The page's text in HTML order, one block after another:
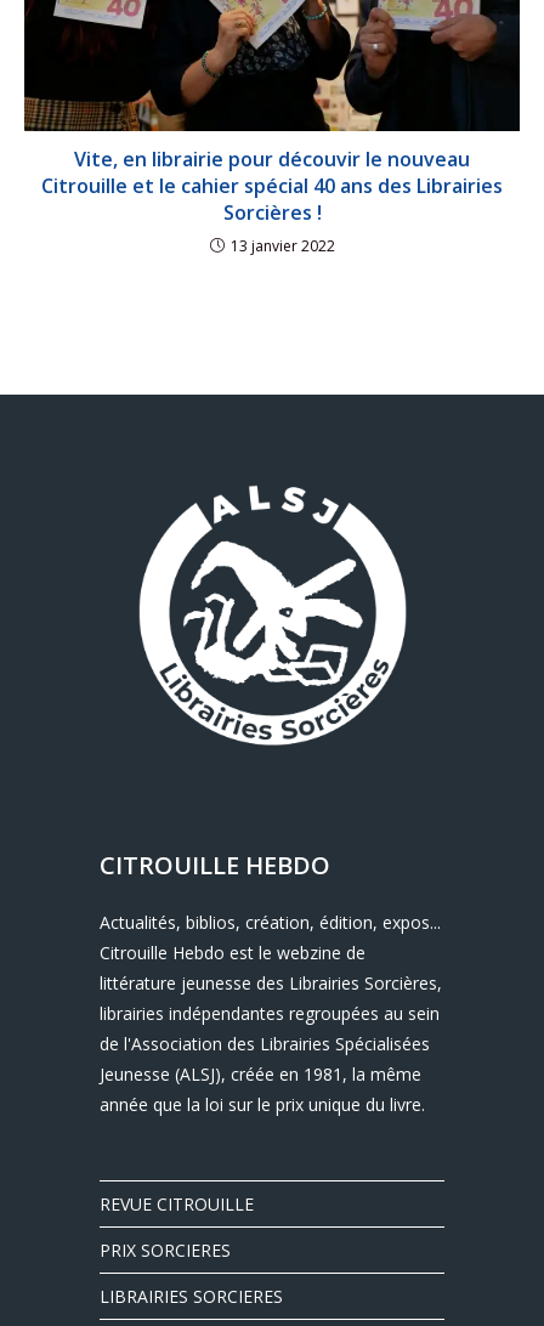
Vite, en librairie pour découvir le nouveau
Citrouille et le cahier spécial 40 ans des Librairies
Sorcières !
13 janvier 2022
CITROUILLE HEBDO
Actualités, biblios, création, édition, expos...
Citrouille Hebdo est le webzine de
littérature jeunesse des Librairies Sorcières,
librairies indépendantes regroupées au sein
de l'Association des Librairies Spécialisées
Jeunesse (ALSJ), créée en 1981, la même
année que la loi sur le prix unique du livre.
REVUE CITROUILLE
PRIX SORCIERES
LIBRAIRIES SORCIERES